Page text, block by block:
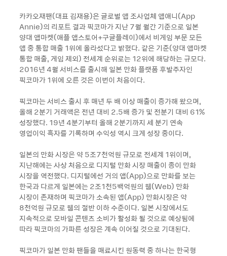
카카오재팬(대표 김재용)은 글로벌 앱 조사업체 앱애니(App
Annie)의 리포트 결과 픽코마가 지난 7월 월간 기준으로 일본
양대 앱마켓(애플 앱스토어+구글플레이)에서 비게임 부문 모든
앱 중 통합 매출 1위에 올라섰다고 밝혔다. 같은 기준(양대 앱마켓
통합 매출, 게임 제외) 전세계 순위로는 12위에 해당하는 규모다.
2016년 4월 서비스를 출시해 일본 만화 플랫폼 후발주자인
픽코마가 1위에 오른 것은 이번이 처음이다.
픽코마는 서비스 출시 후 매년 두 배 이상 매출이 증가해 왔으며,
올해 2분기 거래액은 전년 대비 2.5배 증가 및 전분기 대비 61%
성장했다. 19년 4분기부터 올해 2분기까지 세 분기 연속
영업이익 흑자를 기록하며 수익성 역시 크게 성장 중이다.
일본의 만화 시장은 약 5조7천억원 규모로 전세계 1위이며,
지난해에는 사상 처음으로 디지털 만화 시장 매출이 종이 만화
시장을 역전했다. 디지털에선 거의 앱(App)으로 만화를 보는
한국과 다르게 일본에는 2조1천5백억원의 웹(Web) 만화
시장이 존재하며 픽코마가 소속된 앱(App) 만화시장은 약
8천억원 규모로 웹의 절반 이하 수준이다. 일본 시장에서도
지속적으로 모바일 콘텐츠 소비가 활성화 될 것으로 예상됨에
따라 픽코마의 가파른 성장은 계속 이어질 것으로 기대된다.
픽코마가 일본 만화 팬들을 매료시킨 원동력 중 하나는 한국형